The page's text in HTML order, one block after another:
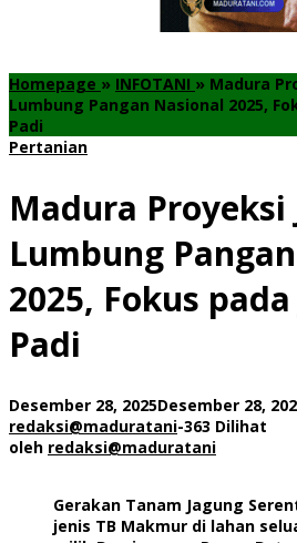
Homepage » INFOTANI » Madura
Lumbung Pangan Nasional 2025,
Padi
Pertanian
Madura Proyeksi
Lumbung
2025, Fokus
Padi
Desember 28, 2025Desember 28,
redaksi@maduratani-363 Dilihat
oleh redaksi@maduratani
Gerakan Tanam Jagung
jenis TB Makmur di lahan